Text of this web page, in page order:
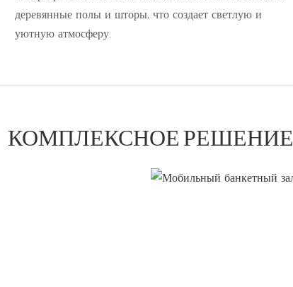
деревянные полы и шторы, что создает светлую и
уютную атмосферу.
КОМПЛЕКСНОЕ РЕШЕНИЕ